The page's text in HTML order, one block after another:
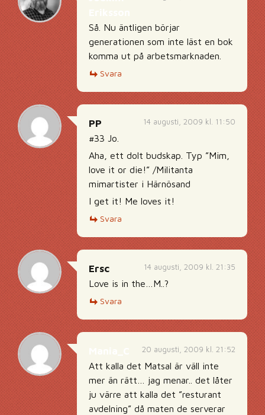
Så. Nu äntligen börjar
generationen som inte läst en bok
komma ut på arbetsmarknaden.
Svara
14 augusti, 2009 kl. 11:50
PP
#33 Jo.
Aha, ett dolt budskap. Typ ”Mim,
love it or die!” /Militanta
mimartister i Härnösand
I get it! Me loves it!
Svara
14 augusti, 2009 kl. 21:35
Ersc
Love is in the…M..?
Svara
20 augusti, 2009 kl. 21:52
Att kalla det Matsal är väll inte
mer än rätt… jag menar.. det låter
ju värre att kalla det ”resturant
avdelning” då maten de serverar